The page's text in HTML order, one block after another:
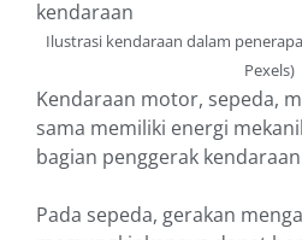
Ilustrasi kendaraan dalam
Pexels)
Kendaraan motor, sepeda,
sama memiliki energi
bagian penggerak
Pada sepeda, gerakan